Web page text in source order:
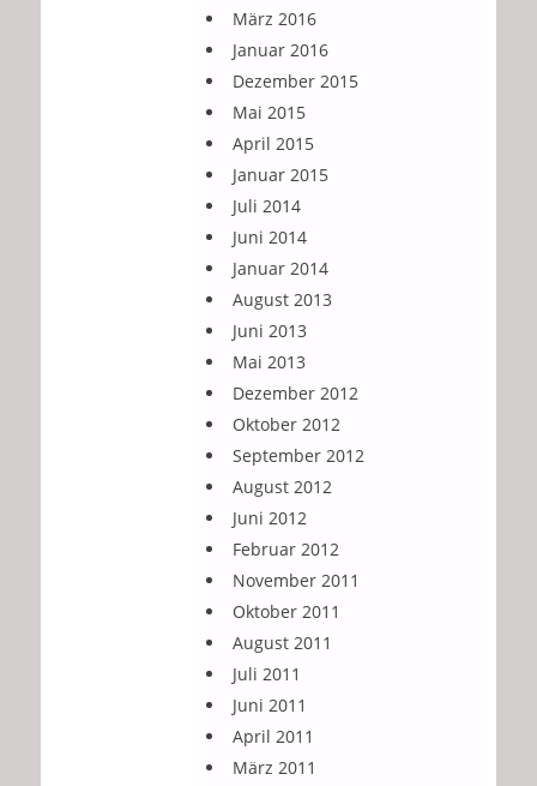
März 2016
Januar 2016
Dezember 2015
Mai 2015
April 2015
Januar 2015
Juli 2014
Juni 2014
Januar 2014
August 2013
Juni 2013
Mai 2013
Dezember 2012
Oktober 2012
September 2012
August 2012
Juni 2012
Februar 2012
November 2011
Oktober 2011
August 2011
Juli 2011
Juni 2011
April 2011
März 2011